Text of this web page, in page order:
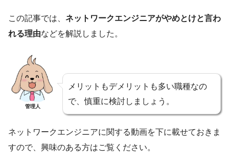
この記事では、 ネットワークエンジニアがやめとけと言わ
れる理由などを解説しました。
管理人
メリットもデメリットも多い職種なの
で、慎重に検討しましょう。
ネットワークエンジニアに関する動画を下に載せておきま
すので、興味のある方はご覧ください。